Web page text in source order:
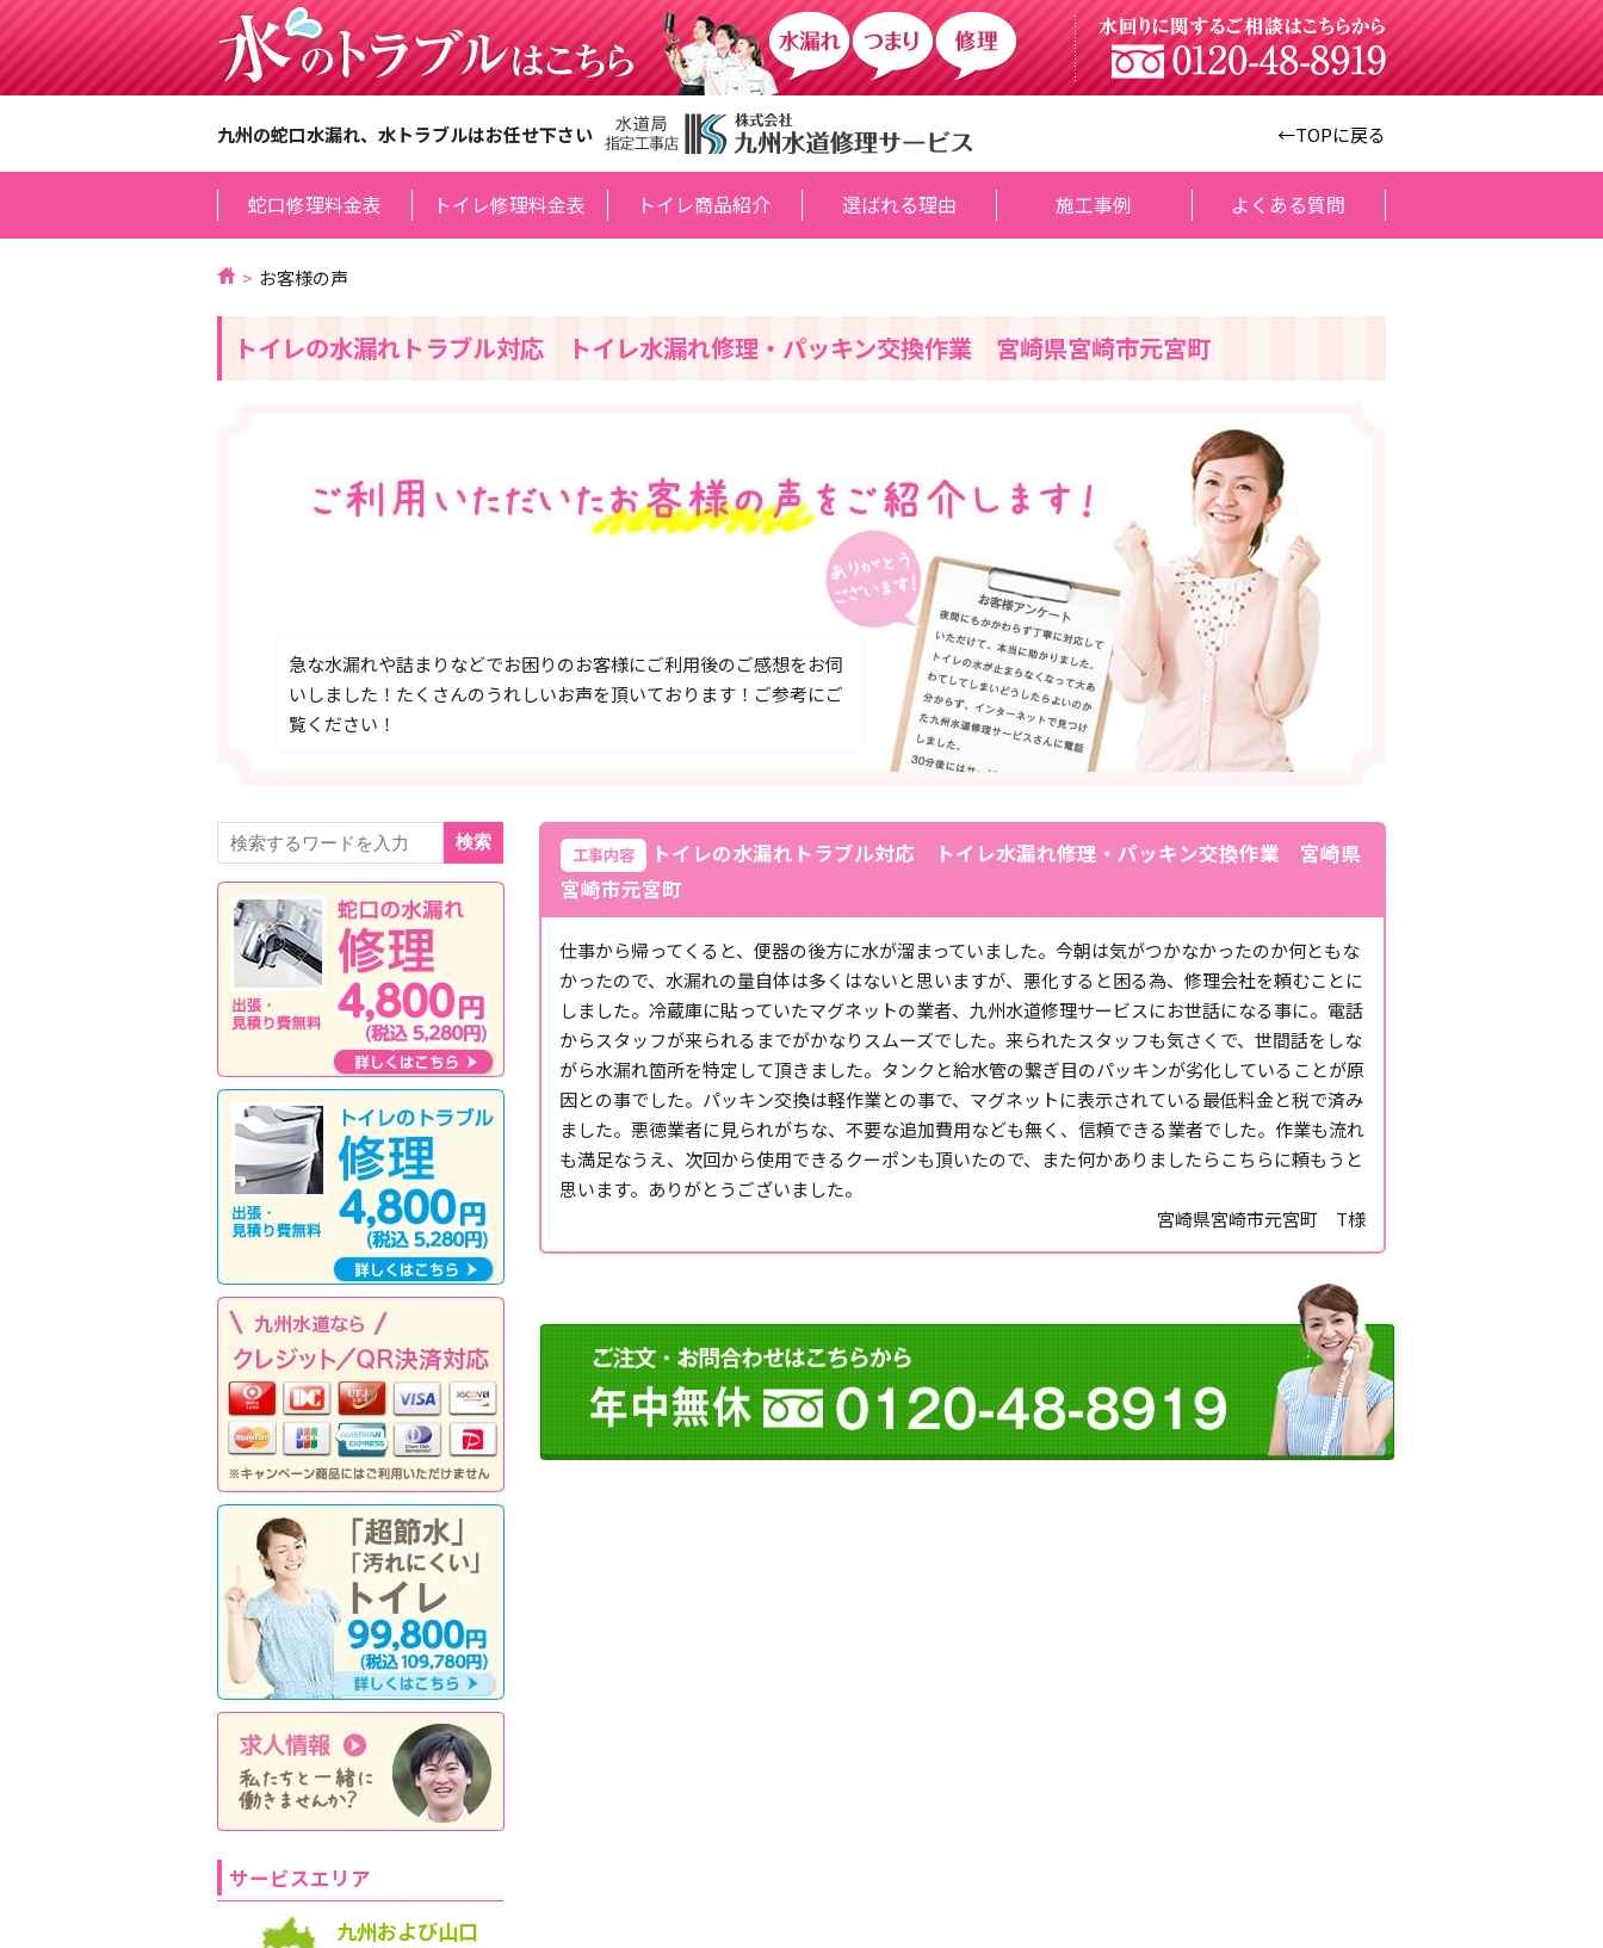
九州の蛇口水漏れ、水トラブルはお任せ下さい ←TOPに戻る
蛇口修理料金表 トイレ修理料金表 トイレ商品紹介 選ばれる理由 施工事例 よくある質問
お客様の声
トイレの水漏れトラブル対応 トイレ水漏れ修理・パッキン交換作業 宮崎県宮崎市元宮町
急な水漏れや詰まりなどでお困りのお客様にご利用後のご感想をお伺
いしました！たくさんのうれしいお声を頂いております！ご参考にご
覧ください！
工事内容
トイレの水漏れトラブル対応 トイレ水漏れ修理・パッキン交換作業 宮崎県
宮崎市元宮町
仕事から帰ってくると、便器の後方に水が溜まっていました。今朝は気がつかなかったのか何ともな
かったので、水漏れの量自体は多くはないと思いますが、悪化すると困る為、修理会社を頼むことに
しました。冷蔵庫に貼っていたマグネットの業者、九州水道修理サービスにお世話になる事に。電話
からスタッフが来られるまでがかなりスムーズでした。来られたスタッフも気さくで、世間話をしな
がら水漏れ箇所を特定して頂きました。タンクと給水管の繋ぎ目のパッキンが劣化していることが原
因との事でした。パッキン交換は軽作業との事で、マグネットに表示されている最低料金と税で済み
ました。悪徳業者に見られがちな、不要な追加費用なども無く、信頼できる業者でした。作業も流れ
も満足なうえ、次回から使用できるクーポンも頂いたので、また何かありましたらこちらに頼もうと
思います。ありがとうございました。
宮崎県宮崎市元宮町 T様
検索
サービスエリア
九州および山口